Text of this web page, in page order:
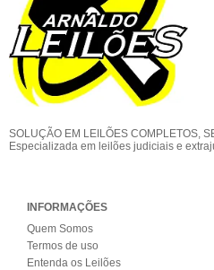
SOLUÇÃO EM LEILÕES COMPLETOS,
Especializada em leilões judiciais e
INFORMAÇÕES
Quem Somos
Termos de uso
Entenda os Leilões